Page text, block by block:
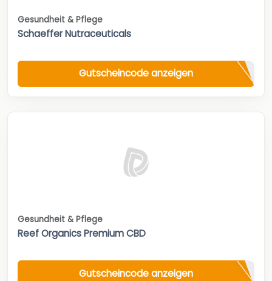
Gesundheit & Pflege
Schaeffer Nutraceuticals
Gutscheincode anzeigen
Gesundheit & Pflege
Reef Organics Premium CBD
Gutscheincode anzeigen